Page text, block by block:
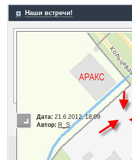
Наши встречи!
Дата: 21.6.2012, 18:09
Автор: R_S